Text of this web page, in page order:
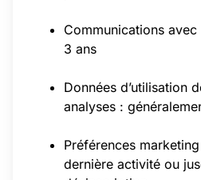
Communications avec
3 ans
Données d’utilisation
analyses :
Préférences
dernière activité ou